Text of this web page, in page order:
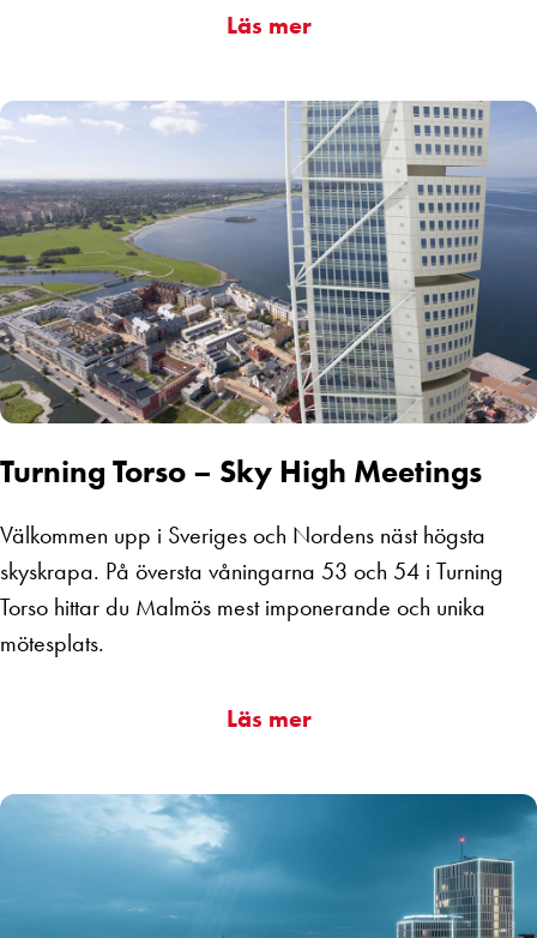
Läs mer
Turning Torso – Sky High Meetings
Välkommen upp i Sveriges och Nordens näst högsta
skyskrapa. På översta våningarna 53 och 54 i Turning
Torso hittar du Malmös mest imponerande och unika
mötesplats.
Läs mer